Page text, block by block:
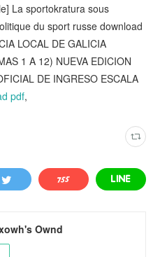
La sportokratura sous
du sport russe download
LOCAL DE GALICIA
1 A 12) NUEVA EDICION
DE INGRESO ESCALA
pdf,
Ownd